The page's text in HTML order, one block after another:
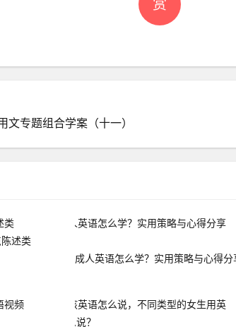
赏
专题组合学案（十一）
述类
成人英语怎么学？实用策略与心得分